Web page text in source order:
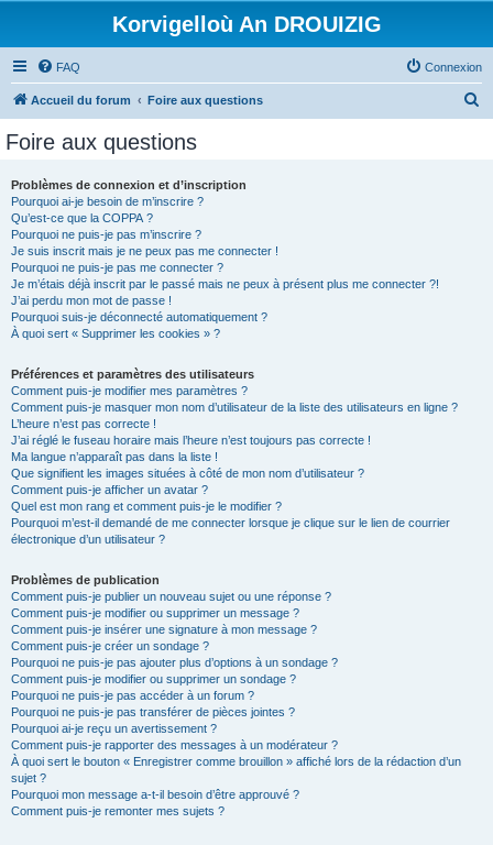
Korvigelloù An DROUIZIG
FAQ Connexion
Accueil du forum Foire aux questions
Foire aux questions
Problèmes de connexion et d’inscription
Pourquoi ai-je besoin de m’inscrire ?
Qu’est-ce que la COPPA ?
Pourquoi ne puis-je pas m’inscrire ?
Je suis inscrit mais je ne peux pas me connecter !
Pourquoi ne puis-je pas me connecter ?
Je m’étais déjà inscrit par le passé mais ne peux à présent plus me connecter ?!
J’ai perdu mon mot de passe !
Pourquoi suis-je déconnecté automatiquement ?
À quoi sert « Supprimer les cookies » ?
Préférences et paramètres des utilisateurs
Comment puis-je modifier mes paramètres ?
Comment puis-je masquer mon nom d’utilisateur de la liste des utilisateurs en ligne ?
L’heure n’est pas correcte !
J’ai réglé le fuseau horaire mais l’heure n’est toujours pas correcte !
Ma langue n’apparaît pas dans la liste !
Que signifient les images situées à côté de mon nom d’utilisateur ?
Comment puis-je afficher un avatar ?
Quel est mon rang et comment puis-je le modifier ?
Pourquoi m’est-il demandé de me connecter lorsque je clique sur le lien de courrier
électronique d’un utilisateur ?
Problèmes de publication
Comment puis-je publier un nouveau sujet ou une réponse ?
Comment puis-je modifier ou supprimer un message ?
Comment puis-je insérer une signature à mon message ?
Comment puis-je créer un sondage ?
Pourquoi ne puis-je pas ajouter plus d’options à un sondage ?
Comment puis-je modifier ou supprimer un sondage ?
Pourquoi ne puis-je pas accéder à un forum ?
Pourquoi ne puis-je pas transférer de pièces jointes ?
Pourquoi ai-je reçu un avertissement ?
Comment puis-je rapporter des messages à un modérateur ?
À quoi sert le bouton « Enregistrer comme brouillon » affiché lors de la rédaction d’un
sujet ?
Pourquoi mon message a-t-il besoin d’être approuvé ?
Comment puis-je remonter mes sujets ?